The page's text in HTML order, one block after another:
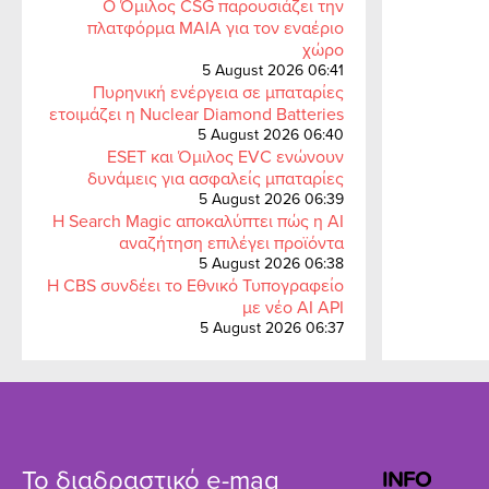
Ο Όμιλος CSG παρουσιάζει την
πλατφόρμα MAIA για τον εναέριο
χώρο
5 August 2026 06:41
Πυρηνική ενέργεια σε μπαταρίες
ετοιμάζει η Nuclear Diamond Batteries
5 August 2026 06:40
ESET και Όμιλος EVC ενώνουν
δυνάμεις για ασφαλείς μπαταρίες
5 August 2026 06:39
Η Search Magic αποκαλύπτει πώς η AI
αναζήτηση επιλέγει προϊόντα
5 August 2026 06:38
Η CBS συνδέει το Εθνικό Τυπογραφείο
με νέο AI API
5 August 2026 06:37
Το διαδραστικό e-mag INFO